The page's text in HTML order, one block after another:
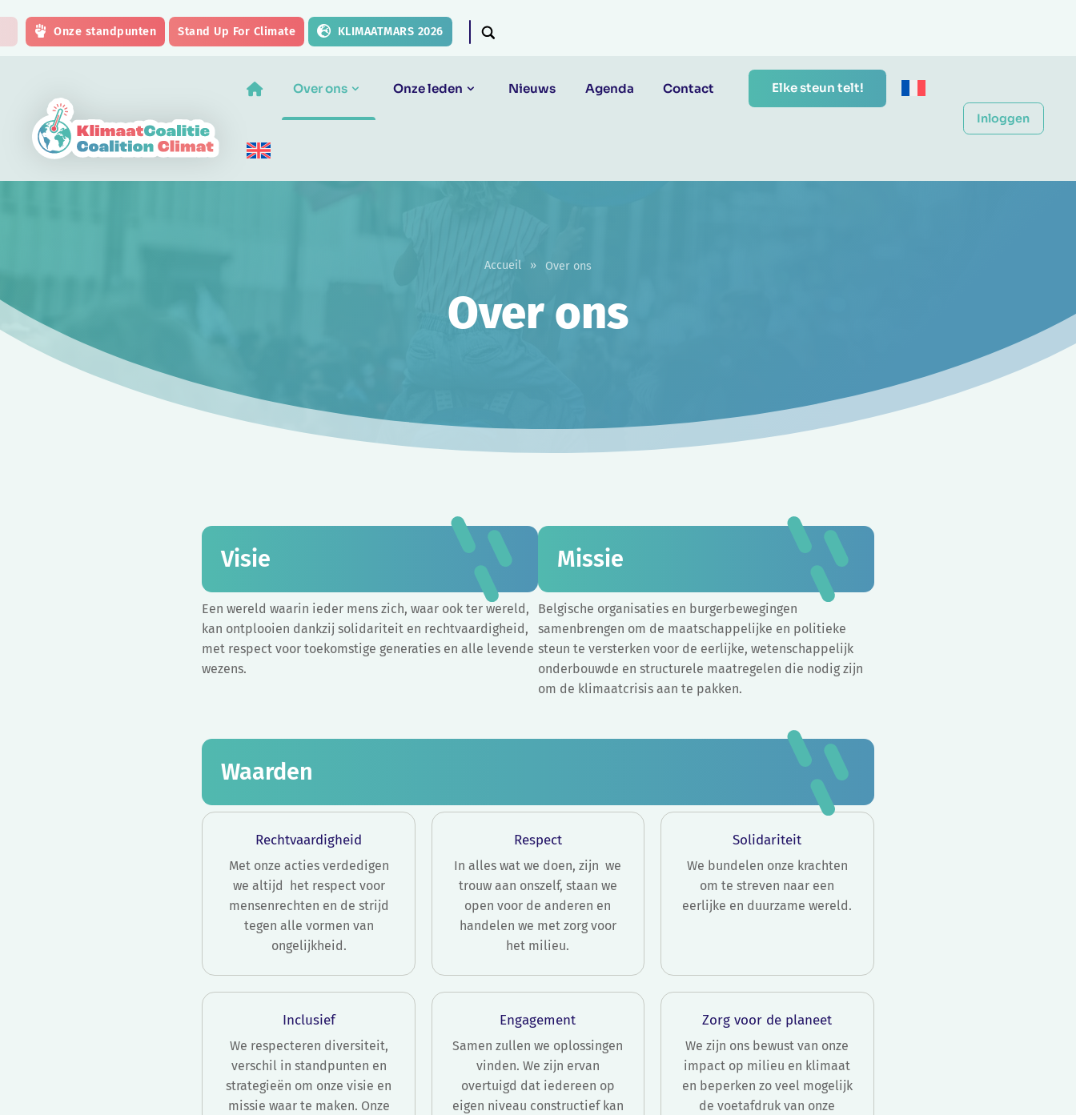
Onze standpunten Stand Up For Climate KLIMAATMARS 2026
Over ons Onze leden Nieuws Agenda Contact Elke steun telt!
Inloggen
Over ons
Accueil » Over ons
Visie
Een wereld waarin ieder mens zich, waar ook ter wereld,
kan ontplooien dankzij solidariteit en rechtvaardigheid,
met respect voor toekomstige generaties en alle levende
wezens.
Missie
Belgische organisaties en burgerbewegingen
samenbrengen om de maatschappelijke en politieke
steun te versterken voor de eerlijke, wetenschappelijk
onderbouwde en structurele maatregelen die nodig zijn
om de klimaatcrisis aan te pakken.
Waarden
Rechtvaardigheid
Met onze acties verdedigen
we altijd het respect voor
mensenrechten en de strijd
tegen alle vormen van
ongelijkheid.
Respect
In alles wat we doen, zijn we
trouw aan onszelf, staan we
open voor de anderen en
handelen we met zorg voor
het milieu.
Solidariteit
We bundelen onze krachten
om te streven naar een
eerlijke en duurzame wereld.
Inclusief
We respecteren diversiteit,
verschil in standpunten en
strategieën om onze visie en
missie waar te maken. Onze
Engagement
Samen zullen we oplossingen
vinden. We zijn ervan
overtuigd dat iedereen op
eigen niveau constructief kan
Zorg voor de planeet
We zijn ons bewust van onze
impact op milieu en klimaat
en beperken zo veel mogelijk
de voetafdruk van onze